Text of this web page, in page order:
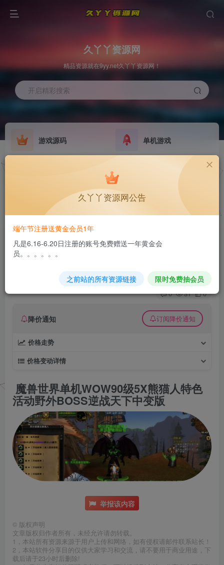
久丫丫资源网
精品资源就在9yy.net久丫丫资源网！
开启精彩搜索
游戏源码 单机游戏
GO
欢迎大家无偿赞助！
欢迎大家无偿赞助！
魔兽世界单机WOW90级5X熊猫人特色活动野外
BOSS逆战天下中变版
3个月前发布
关注 私信
0 31 0
降价通知 订阅降价通知
价格走势
价格变动详情
魔兽世界单机WOW90级5X熊猫人特色
活动野外BOSS逆战天下中变版
举报该内容
© 版权声明
文章版权归作者所有，未经允许请勿转载。
1，本站所有资源来源于用户上传和网络，如有侵权请邮件联系站长！
2，本站软件分享目的仅供大家学习和交流，请不要用于商业用途，下
载后请于23小时后删除!
久丫丫资源网公告
端午节注册送黄金会员1年
凡是6.16-6.20日注册的账号免费赠送一年黄金会
员。。。。。。
之前站的所有资源链接 限时免费抽会员